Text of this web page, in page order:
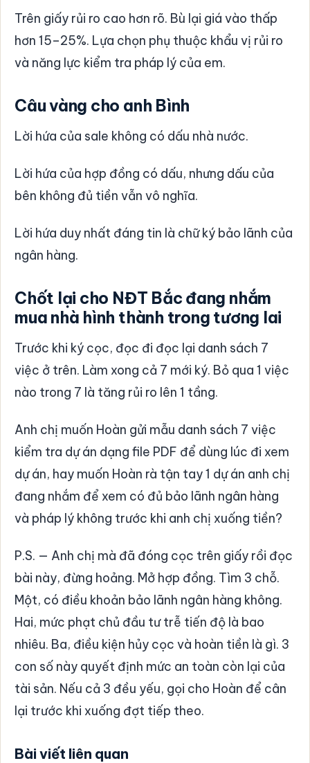
Trên giấy rủi ro cao hơn rõ. Bù lại giá vào thấp
hơn 15–25%. Lựa chọn phụ thuộc khẩu vị rủi ro
và năng lực kiểm tra pháp lý của em.
Câu vàng cho anh Bình
Lời hứa của sale không có dấu nhà nước.
Lời hứa của hợp đồng có dấu, nhưng dấu của
bên không đủ tiền vẫn vô nghĩa.
Lời hứa duy nhất đáng tin là chữ ký bảo lãnh của
ngân hàng.
Chốt lại cho NĐT Bắc đang nhắm
mua nhà hình thành trong tương lai
Trước khi ký cọc, đọc đi đọc lại danh sách 7
việc ở trên. Làm xong cả 7 mới ký. Bỏ qua 1 việc
nào trong 7 là tăng rủi ro lên 1 tầng.
Anh chị muốn Hoàn gửi mẫu danh sách 7 việc
kiểm tra dự án dạng file PDF để dùng lúc đi xem
dự án, hay muốn Hoàn rà tận tay 1 dự án anh chị
đang nhắm để xem có đủ bảo lãnh ngân hàng
và pháp lý không trước khi anh chị xuống tiền?
P.S. — Anh chị mà đã đóng cọc trên giấy rồi đọc
bài này, đừng hoảng. Mở hợp đồng. Tìm 3 chỗ.
Một, có điều khoản bảo lãnh ngân hàng không.
Hai, mức phạt chủ đầu tư trễ tiến độ là bao
nhiêu. Ba, điều kiện hủy cọc và hoàn tiền là gì. 3
con số này quyết định mức an toàn còn lại của
tài sản. Nếu cả 3 đều yếu, gọi cho Hoàn để cân
lại trước khi xuống đợt tiếp theo.
Bài viết liên quan